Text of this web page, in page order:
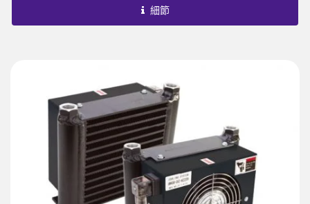
計，相較於傳統銅管式或其他型式，提供了每單位最佳換熱
能力，至少為傳統銅管式的10-20倍效果。搭配CML...
細節